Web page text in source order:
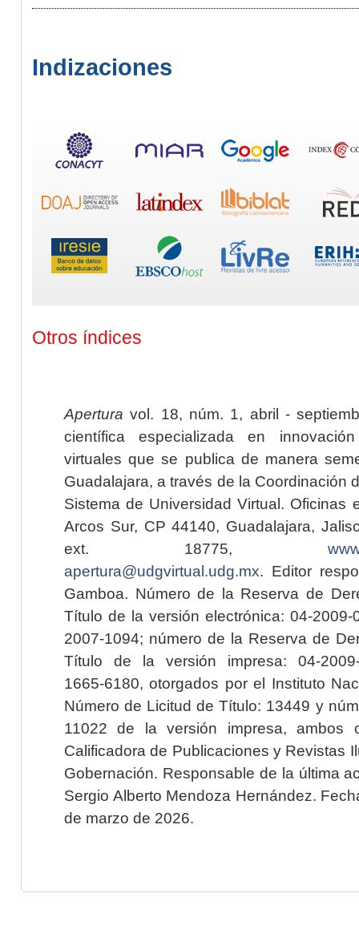
Indizaciones
Otros índices
Apertura vol. 18, núm. 1, abril -
científica especializada en
virtuales que se publica de manera
Guadalajara, a través de la Coordinación
Sistema de Universidad Virtual. Oficinas
Arcos Sur, CP 44140, Guadalajara,
ext. 18775,
apertura@udgvirtual.udg.mx. Editor
Gamboa. Número de la Reserva de
Título de la versión electrónica: 04-2009-
2007-1094; número de la Reserva de
Título de la versión impresa: 04-2009-
1665-6180, otorgados por el Instituto
Número de Licitud de Título: 13449 y
11022 de la versión impresa, ambos
Calificadora de Publicaciones y Revistas
Gobernación. Responsable de la última
Sergio Alberto Mendoza Hernández.
de marzo de 2026.